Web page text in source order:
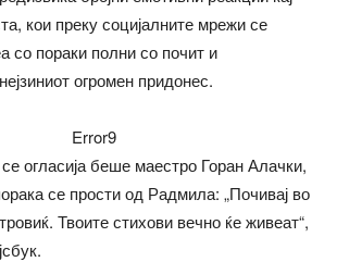
кои преку социјалните мрежи се
со пораки полни со почит и
огромен придонес.
Error9
огласија беше маестро Горан Алачки,
се прости од Радмила: „Почивај во
Твоите стихови вечно ќе живеат“,